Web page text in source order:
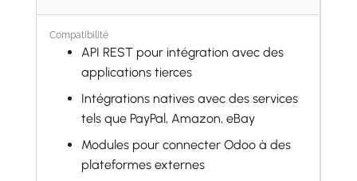
Feuilles de temps
Services sur site
Planification
Rendez-vous
Inventaire
Compatibilité
API REST pour intégration avec des
applications tierces
Intégrations natives avec des services
tels que PayPal, Amazon, eBay
Modules pour connecter Odoo à des
plateformes externes